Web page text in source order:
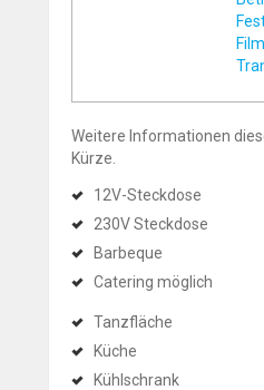
Weitere Informationen
Kürze.
12V-Steckdose
230V Steckdose
Barbeque
Catering möglich
Tanzfläche
Küche
Kühlschrank